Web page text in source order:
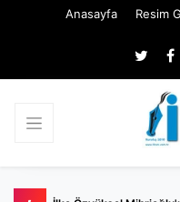
Anasayfa Resim